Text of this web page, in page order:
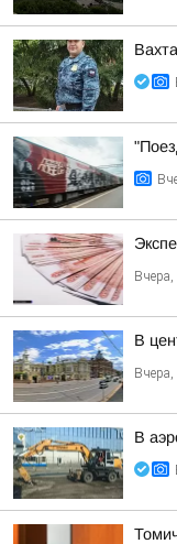
В
В